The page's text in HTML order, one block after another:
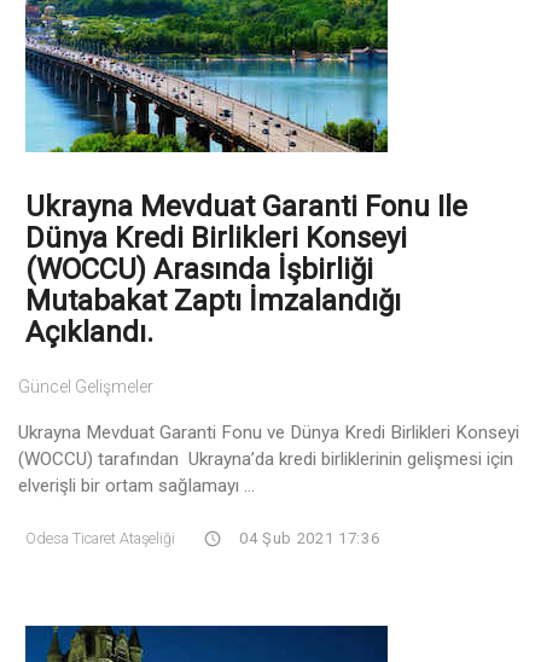
Ukrayna Mevduat Garanti Fonu Ile
Dünya Kredi Birlikleri Konseyi
(WOCCU) Arasında İşbirliği
Mutabakat Zaptı İmzalandığı
Açıklandı.
Güncel Gelişmeler
Ukrayna Mevduat Garanti Fonu ve Dünya Kredi Birlikleri Konseyi
(WOCCU) tarafından Ukrayna’da kredi birliklerinin gelişmesi için
elverişli bir ortam sağlamayı ...
Odesa Ticaret Ataşeliği 04 Şub 2021 17:36